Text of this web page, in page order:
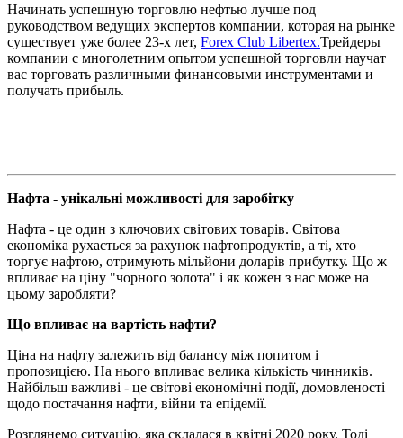
Начинать успешную торговлю нефтью лучше под
руководством ведущих экспертов компании, которая на рынке
существует уже более 23-х лет, Forex Club Libertex.Трейдеры
компании с многолетним опытом успешной торговли научат
вас торговать различными финансовыми инструментами и
получать прибыль.
Нафта - унікальні можливості для заробітку
Нафта - це один з ключових світових товарів. Світова
економіка рухається за рахунок нафтопродуктів, а ті, хто
торгує нафтою, отримують мільйони доларів прибутку. Що ж
впливає на ціну "чорного золота" і як кожен з нас може на
цьому заробляти?
Що впливає на вартість нафти?
Ціна на нафту залежить від балансу між попитом і
пропозицією. На нього впливає велика кількість чинників.
Найбільш важливі - це світові економічні події, домовленості
щодо постачання нафти, війни та епідемії.
Розглянемо ситуацію, яка склалася в квітні 2020 року. Тоді